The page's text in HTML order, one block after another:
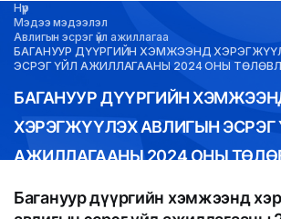
НҮҮР
ТАНИЛЦУУЛГА
МЭДЭЭ МЭДЭЭЛЭЛ
БАЙГУУЛЛАГУУД
ЗАХИРАМЖ ШИЙДВЭР
Нүүр
Мэдээ мэдээлэл
Авлигын эсрэг үйл ажиллагаа
БАГАНУУР ДҮҮРГИЙН ХЭМЖЭЭНД
ЭСРЭГ ҮЙЛ АЖИЛЛАГААНЫ 2024 ОНЫ
БАГАНУУР ДҮҮРГИЙН
ХЭРЭГЖҮҮЛЭХ АВЛИГЫН ЭСРЭГ
АЖИЛЛАГААНЫ 2024 ОНЫ
Багануур дүүргийн хэмжээнд